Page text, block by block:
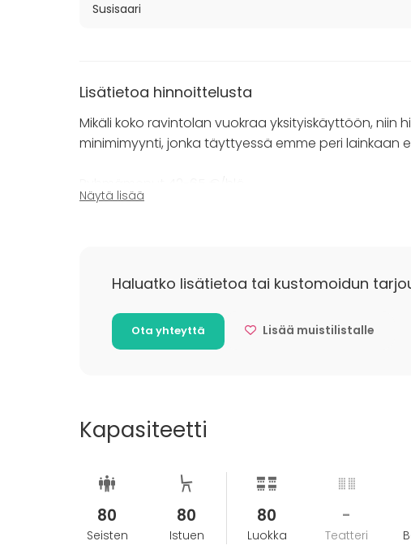
Katso myös:
Susisaari
Lisätietoa hinnoittelusta
Mikäli koko ravintolan vuokraa yksityiskäyttöön, niin
minimimyynti, jonka täyttyessä emme peri lainkaan
Chef's menu 49 €/hlö
Näytä lisää
Haluatko lisätietoa tai kustomoidun
Ota yhteyttä Lisää muistilistalle
Kapasiteetti
80
Seisten
80
Istuen
80
Luokka
-
Teatteri